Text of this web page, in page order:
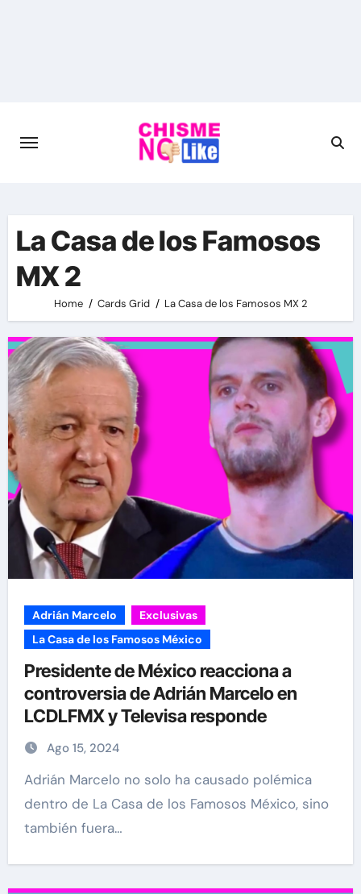
La Casa de los Famosos
MX 2
Home Cards Grid La Casa de los Famosos MX 2
Adrián Marcelo
Exclusivas
La Casa de los Famosos México
Presidente de México reacciona a
controversia de Adrián Marcelo en
LCDLFMX y Televisa responde
Ago 15, 2024
Adrián Marcelo no solo ha causado polémica
dentro de La Casa de los Famosos México, sino
también fuera…